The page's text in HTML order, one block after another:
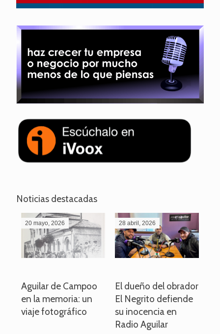
Noticias destacadas
20 mayo, 2026
Aguilar de Campoo
en la memoria: un
viaje fotográfico
28 abril, 2026
El dueño del obrador
El Negrito defiende
su inocencia en
Radio Aguilar